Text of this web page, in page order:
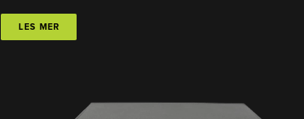
LES MER